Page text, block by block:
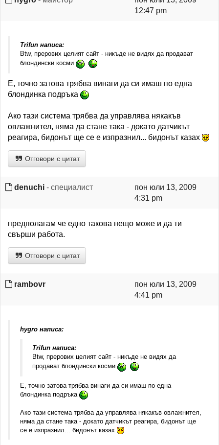
12:47 pm
Trifun написа:
Btw, прерових целият сайт - никъде не видях да продават
блондински косми
Е, точно затова трябва винаги да си имаш по една
блондинка подръка
Ако тази система трябва да управлява някакъв
овлажнител, няма да стане така - докато датчикът
реагира, бидонът ще се е изпразнил... бидонът казах
Отговори с цитат
denuchi - специалист
пон юли 13, 2009
4:31 pm
предполагам че едно такова нещо може и да ти
свърши работа.
Отговори с цитат
rambovr
пон юли 13, 2009
4:41 pm
hygro написа:
Trifun написа:
Btw, прерових целият сайт - никъде не видях да
продават блондински косми
Е, точно затова трябва винаги да си имаш по една
блондинка подръка
Ако тази система трябва да управлява някакъв овлажнител,
няма да стане така - докато датчикът реагира, бидонът ще
се е изпразнил... бидонът казах